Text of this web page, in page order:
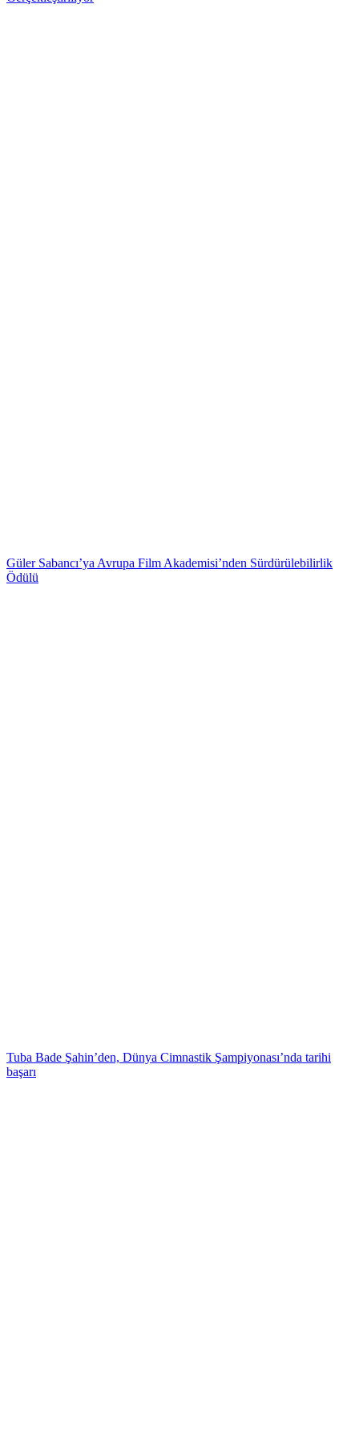
Güler Sabancı’ya Avrupa Film Akademisi’nden Sürdürülebilirlik
Ödülü
Tuba Bade Şahin’den, Dünya Cimnastik Şampiyonası’nda tarihi
başarı